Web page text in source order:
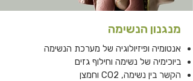
מנגנון הנשימה
אנטומיה ופיזיולוגיה של מערכת הנשימה
ביוכימיה של נשימה וחילוף גזים
הקשר בין נשימה, CO2 וחמצן